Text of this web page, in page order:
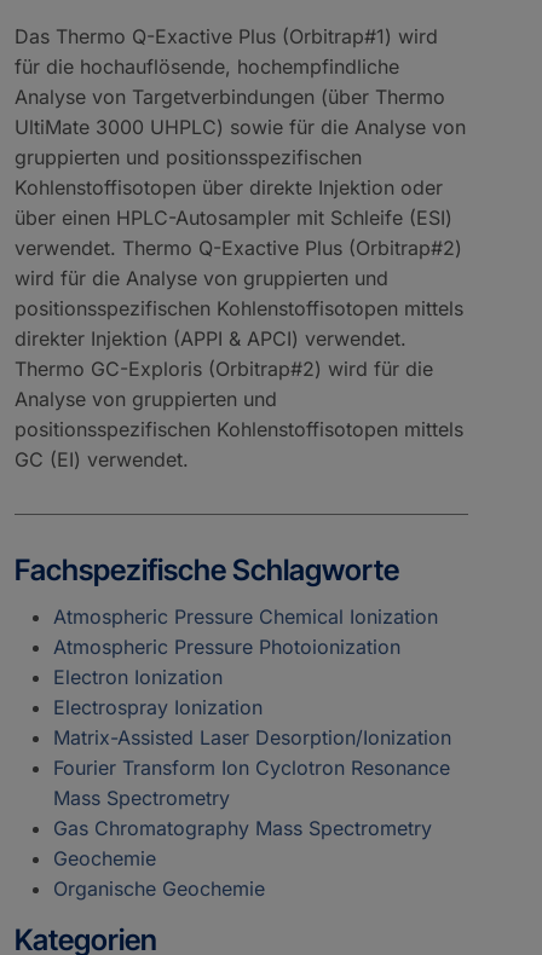
Das Thermo Q-Exactive Plus (Orbitrap#1) wird
für die hochauflösende, hochempfindliche
Analyse von Targetverbindungen (über Thermo
UltiMate 3000 UHPLC) sowie für die Analyse von
gruppierten und positionsspezifischen
Kohlenstoffisotopen über direkte Injektion oder
über einen HPLC-Autosampler mit Schleife (ESI)
verwendet. Thermo Q-Exactive Plus (Orbitrap#2)
wird für die Analyse von gruppierten und
positionsspezifischen Kohlenstoffisotopen mittels
direkter Injektion (APPI & APCI) verwendet.
Thermo GC-Exploris (Orbitrap#2) wird für die
Analyse von gruppierten und
positionsspezifischen Kohlenstoffisotopen mittels
GC (EI) verwendet.
Fachspezifische Schlagworte
Atmospheric Pressure Chemical Ionization
Atmospheric Pressure Photoionization
Electron Ionization
Electrospray Ionization
Matrix-Assisted Laser Desorption/Ionization
Fourier Transform Ion Cyclotron Resonance
Mass Spectrometry
Gas Chromatography Mass Spectrometry
Geochemie
Organische Geochemie
Kategorien